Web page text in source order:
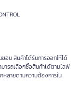
บ สินค้าได้รับการออกให้ได้
ารถเลือกซื้อสินค้าได้ตามไลฟ์
หลายตามความต้องการใน